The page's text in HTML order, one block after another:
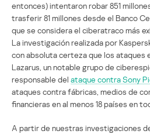
entonces) intentaron robar 851
trasferir 81 millones desde el Banco
que se considera el ciberatraco más
La investigación realizada por
con absoluta certeza que los ataques
Lazarus, un notable grupo de
responsable del ataque contra Sony
ataques contra fábricas, medios de
financieras en al menos 18 países en
A partir de nuestras investigaciones